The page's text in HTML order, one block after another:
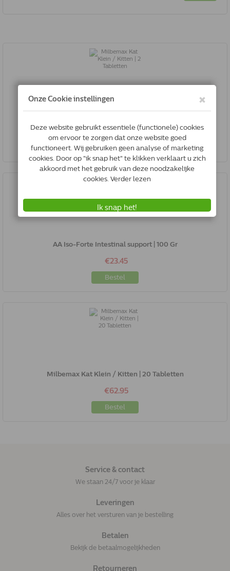
€13.25
Bestel
AA Iso-Forte Intestinal support | 100 Gr
€23.45
Bestel
Milbemax Kat Klein / Kitten | 20 Tabletten
€62.95
Bestel
Service & contact
We staan 24/7 voor je klaar
Leveringen
Alles over het versturen van je bestelling
Betalen
Bekijk de betaalmogelijkheden
Retourneren